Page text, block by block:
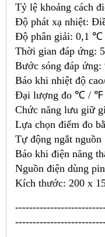
Tỷ lệ khoảng cách
Độ phát xạ nhiệt:
Độ phân giải: 0,1
Thời gian đáp ứng:
Bước sóng đáp ứng:
Báo khi nhiệt độ
Đại lượng đo ℃ / ℉
Chức năng lưu giữ
Lựa chọn điểm đo
Tự động ngắt nguồn
Báo khi điện năng
Nguồn điện dùng pin
Kích thước: 200 x